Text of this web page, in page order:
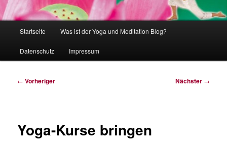
Startseite Was ist der Yoga und Meditation Blog?
Datenschutz Impressum
Beitragsnavigation
← Vorheriger Nächster →
Yoga-Kurse bringen